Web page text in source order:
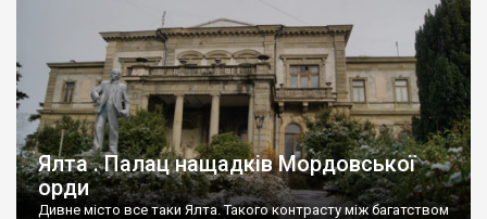
Ялта . Палац нащадків Мордовської
орди
Дивне місто все таки Ялта. Такого контрасту між багатством